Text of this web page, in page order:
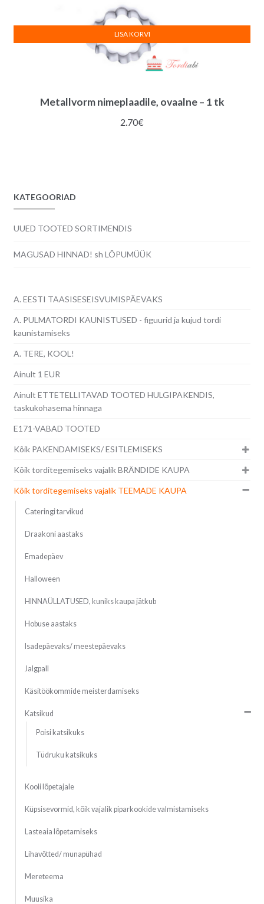
Metallvorm nimeplaadile, ovaalne – 1 tk
2.70€
LISA KORVI
KATEGOORIAD
UUED TOOTED SORTIMENDIS
MAGUSAD HINNAD! sh LÕPUMÜÜK
A. EESTI TAASISESEISVUMISPÄEVAKS
A. PULMATORDI KAUNISTUSED - figuurid ja kujud tordi
kaunistamiseks
A. TERE, KOOL!
Ainult 1 EUR
Ainult ETTETELLITAVAD TOOTED HULGIPAKENDIS,
taskukohasema hinnaga
E171-VABAD TOOTED
Kõik PAKENDAMISEKS/ ESITLEMISEKS
Kõik torditegemiseks vajalik BRÄNDIDE KAUPA
Kõik torditegemiseks vajalik TEEMADE KAUPA
Cateringi tarvikud
Draakoni aastaks
Emadepäev
Halloween
HINNAÜLLATUSED, kuniks kaupa jätkub
Hobuse aastaks
Isadepäevaks/ meestepäevaks
Jalgpall
Käsitöökommide meisterdamiseks
Katsikud
Poisi katsikuks
Tüdruku katsikuks
Kooli lõpetajale
Küpsisevormid, kõik vajalik piparkookide valmistamiseks
Lasteaia lõpetamiseks
Lihavõtted/ munapühad
Mereteema
Muusika